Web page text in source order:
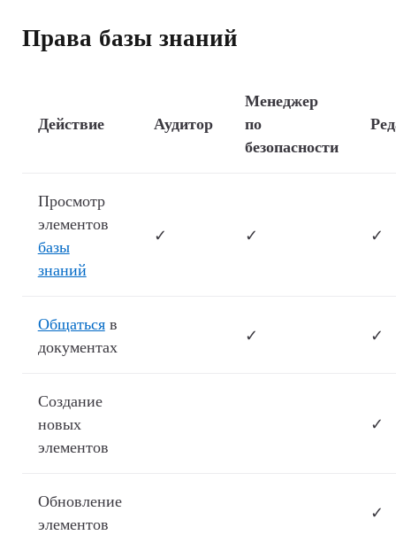
Права базы знаний
Действие Аудитор
Менеджер
по
безопасности
Просмотр
элементов
базы
знаний
✓ ✓ ✓
Общатьсяв
документах
✓ ✓
Создание
новых
элементов
✓
Обновление
элементов
✓